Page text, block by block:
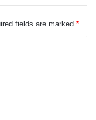
fields are marked *